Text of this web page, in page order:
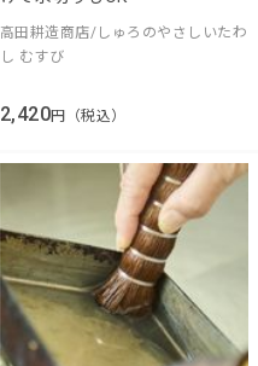
高田耕造商店/しゅろのやさしいたわ
し むすび
2,420円（税込）